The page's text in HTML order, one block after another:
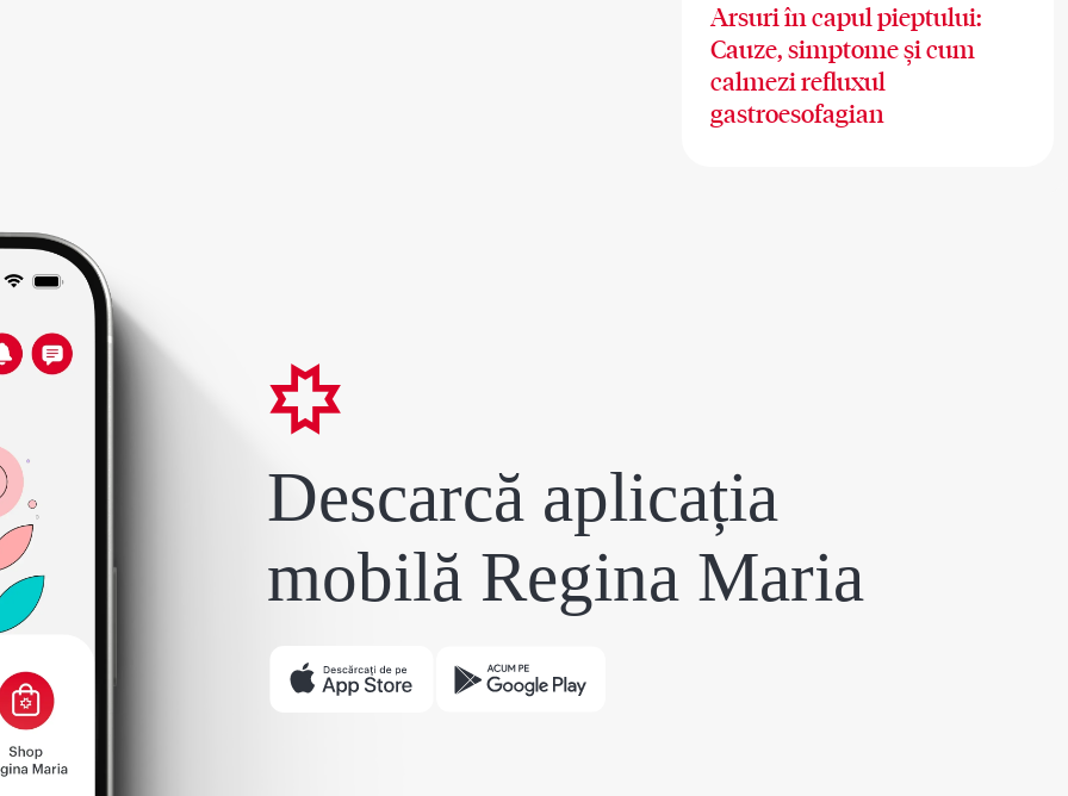
Arsuri în capul pieptului:
Cauze, simptome și cum
calmezi refluxul
gastroesofagian
Descarcă aplicația
mobilă Regina Maria